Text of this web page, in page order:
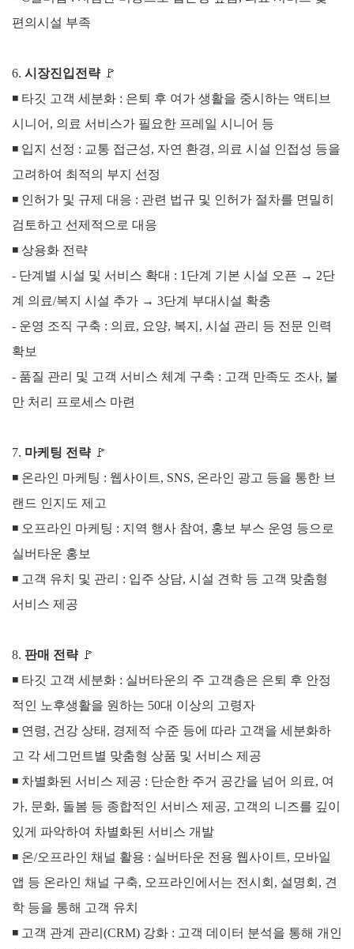
편의시설 부족
6. 시장진입전략 🚩
◾ 타깃 고객 세분화 : 은퇴 후 여가 생활을 중시하는 액티브
시니어, 의료 서비스가 필요한 프레일 시니어 등
◾ 입지 선정 : 교통 접근성, 자연 환경, 의료 시설 인접성 등을
고려하여 최적의 부지 선정
◾ 인허가 및 규제 대응 : 관련 법규 및 인허가 절차를 면밀히
검토하고 선제적으로 대응
◾ 상용화 전략
- 단계별 시설 및 서비스 확대 : 1단계 기본 시설 오픈 → 2단
계 의료/복지 시설 추가 → 3단계 부대시설 확충
- 운영 조직 구축 : 의료, 요양, 복지, 시설 관리 등 전문 인력
확보
- 품질 관리 및 고객 서비스 체계 구축 : 고객 만족도 조사, 불
만 처리 프로세스 마련
7. 마케팅 전략 🚩
◾ 온라인 마케팅 : 웹사이트, SNS, 온라인 광고 등을 통한 브
랜드 인지도 제고
◾ 오프라인 마케팅 : 지역 행사 참여, 홍보 부스 운영 등으로
실버타운 홍보
◾ 고객 유치 및 관리 : 입주 상담, 시설 견학 등 고객 맞춤형
서비스 제공
8. 판매 전략 🚩
◾ 타깃 고객 세분화 : 실버타운의 주 고객층은 은퇴 후 안정
적인 노후생활을 원하는 50대 이상의 고령자
◾ 연령, 건강 상태, 경제적 수준 등에 따라 고객을 세분화하
고 각 세그먼트별 맞춤형 상품 및 서비스 제공
◾ 차별화된 서비스 제공 : 단순한 주거 공간을 넘어 의료, 여
가, 문화, 돌봄 등 종합적인 서비스 제공, 고객의 니즈를 깊이
있게 파악하여 차별화된 서비스 개발
◾ 온/오프라인 채널 활용 : 실버타운 전용 웹사이트, 모바일
앱 등 온라인 채널 구축, 오프라인에서는 전시회, 설명회, 견
학 등을 통해 고객 유치
◾ 고객 관계 관리(CRM) 강화 : 고객 데이터 분석을 통해 개인